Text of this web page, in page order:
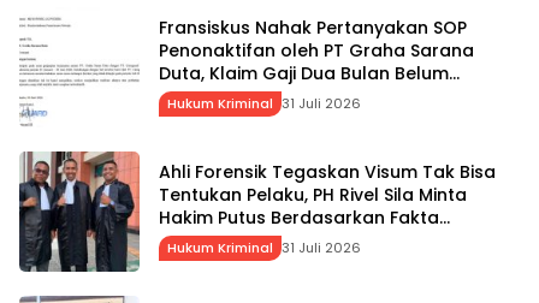
Fransiskus Nahak Pertanyakan SOP
Penonaktifan oleh PT Graha Sarana
Duta, Klaim Gaji Dua Bulan Belum
Dibayarkan
Hukum Kriminal 31 Juli 2026
Ahli Forensik Tegaskan Visum Tak Bisa
Tentukan Pelaku, PH Rivel Sila Minta
Hakim Putus Berdasarkan Fakta
Persidangan
Hukum Kriminal 31 Juli 2026